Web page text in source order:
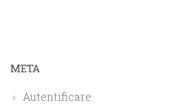
META
Autentificare